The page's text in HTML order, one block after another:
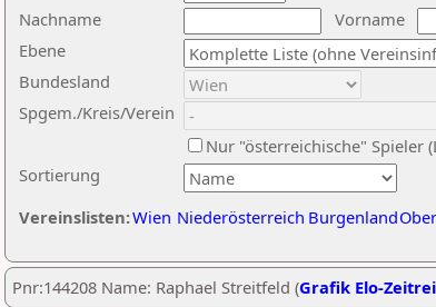
Nachname
Vorname
Ebene
Sortierung
Bundesland
Spgem./Kreis/Verein
Nur "österreichische" Spieler
Vereinslisten:Wien Niederösterreich Burgenland
Pnr:144208 Name: Raphael Streitfeld (Grafik Elo-